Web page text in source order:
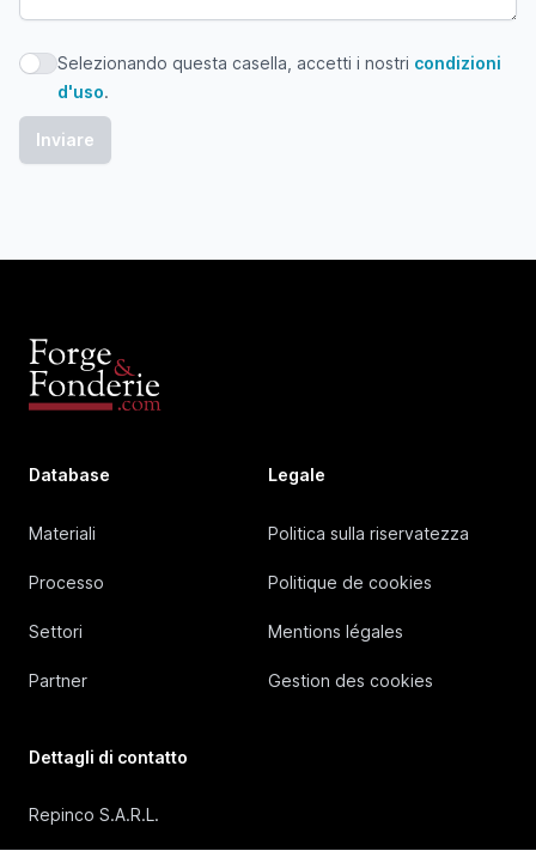
Selezionando questa casella, accetti i nostri condizioni
Selezionando questa casella, accetti i nostri condizioni
d'uso.
Database
Materiali
Processo
Settori
Partner
Legale
Politica sulla riservatezza
Politique de cookies
Mentions légales
Gestion des cookies
Dettagli di contatto
Repinco S.A.R.L.